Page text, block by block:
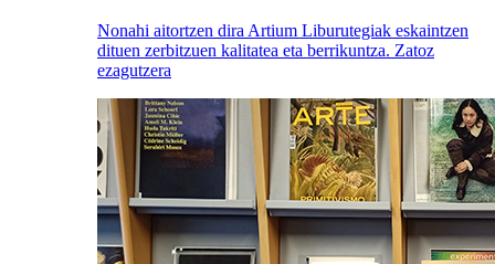
Nonahi aitortzen dira Artium Liburutegiak eskaintzen
dituen zerbitzuen kalitatea eta berrikuntza. Zatoz
ezagutzera